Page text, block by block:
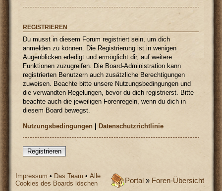
REGISTRIEREN
Du musst in diesem Forum registriert sein, um dich
anmelden zu können. Die Registrierung ist in wenigen
Augenblicken erledigt und ermöglicht dir, auf weitere
Funktionen zuzugreifen. Die Board-Administration kann
registrierten Benutzern auch zusätzliche Berechtigungen
zuweisen. Beachte bitte unsere Nutzungsbedingungen und
die verwandten Regelungen, bevor du dich registrierst. Bitte
beachte auch die jeweiligen Forenregeln, wenn du dich in
diesem Board bewegst.
Nutzungsbedingungen |Datenschutzrichtlinie
Registrieren
Portal » Foren-Übersicht
Impressum • Das Team •Alle
Cookies des Boards löschen